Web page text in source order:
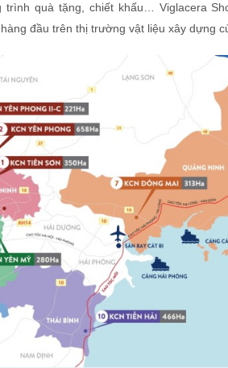
quà tặng, chiết khấu… Viglacera
đầu trên thị trường vật liệu xây dựng